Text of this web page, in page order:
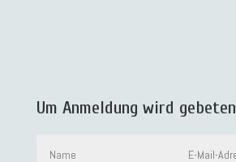
Um Anmeldung wird gebeten